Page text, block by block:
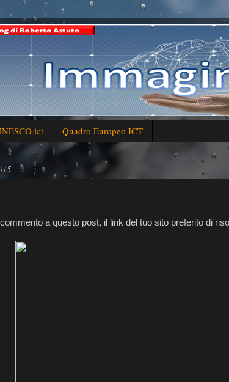
ict Quadro Europeo ICT
a questo post, il link del tuo sito preferito di